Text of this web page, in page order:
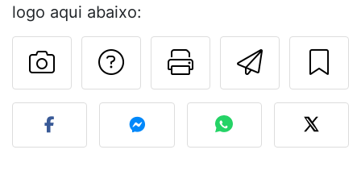
logo aqui abaixo:
Imprima
Falar com o autor
Fez esta receita?